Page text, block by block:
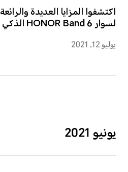
اكتشفوا المزايا العديدة والرائعة
لسوار HONOR Band 6 الذكي
يوليو 12, 2021
يونيو 2021